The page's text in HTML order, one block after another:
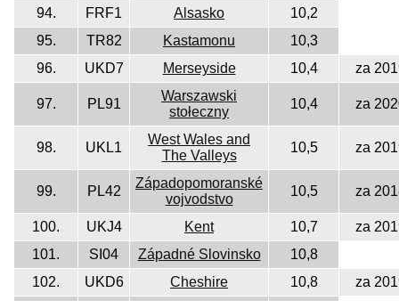
94.
FRF1 Alsasko
10,2
95.
TR82 Kastamonu
10,3
96.
UKD7 Merseyside 10,4 za
97. PL91
Warszawski
stołeczny
10,4 za
98. UKL1
West Wales and
The Valleys
10,5 za
99. PL42
Západopomoranské
vojvodstvo
10,5 za
100. UKJ4 Kent 10,7
za
101.
SI04 Západné Slovinsko
10,8
102.
UKD6 Cheshire 10,8
za